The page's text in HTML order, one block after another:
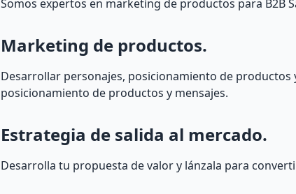
Somos expertos en marketing de productos para B2B
Marketing de productos.
Desarrollar personajes, posicionamiento de
posicionamiento de productos y mensajes.
Estrategia de salida al mercado.
Desarrolla tu propuesta de valor y lánzala para